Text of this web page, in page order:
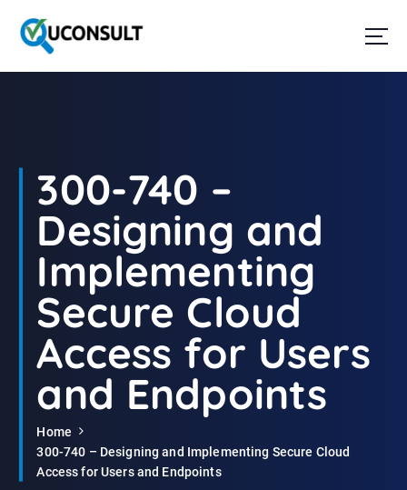
a
300-740 –
Designing and
Implementing
Secure Cloud
Access for Users
and Endpoints
Home
300-740 – Designing and Implementing Secure Cloud
Access for Users and Endpoints